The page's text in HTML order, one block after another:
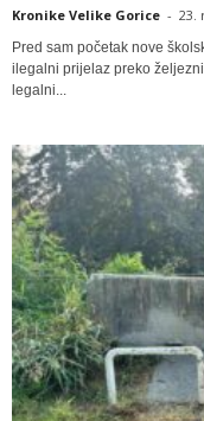
Kronike Velike Gorice - 23.
Pred sam početak nove
ilegalni prijelaz preko
legalni...